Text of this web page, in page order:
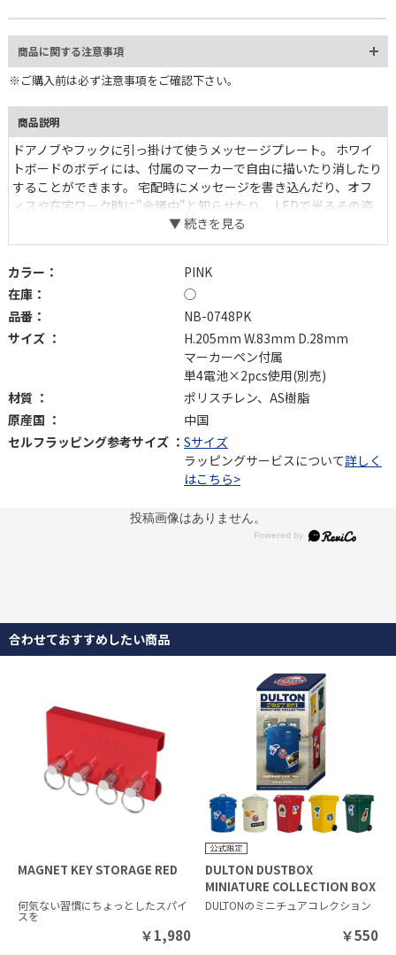
商品に関する注意事項
※ご購入前は必ず注意事項をご確認下さい。
商品説明
ドアノブやフックに引っ掛けて使うメッセージプレート。 ホワイ
トボードのボディには、付属のマーカーで自由に描いたり消したり
することができます。 宅配時にメッセージを書き込んだり、オフ
ィスや在宅ワーク時に"会議中"と知らせたり。 LEDで光るその姿
は、人の視線を惹きつけ、大切なメッセージを見逃させません。
どこか雑貨感を感じる作りとカラー展開にも心惹かれます。
カラー：
PINK
在庫：
◯
品番：
NB-0748PK
サイズ ：
H.205mm W.83mm D.28mm
マーカーペン付属
単4電池×2pcs使用(別売)
材質 ：
ポリスチレン、AS樹脂
原産国 ：
中国
セルフラッピング参考サイズ ： Sサイズ
ラッピングサービスについて詳しく
はこちら>
投稿画像はありません。
合わせておすすめしたい商品
MAGNET KEY STORAGE RED
何気ない習慣にちょっとしたスパイ
スを
￥1,980
DULTON DUSTBOX
MINIATURE COLLECTION BOX
DULTONのミニチュアコレクション
￥550